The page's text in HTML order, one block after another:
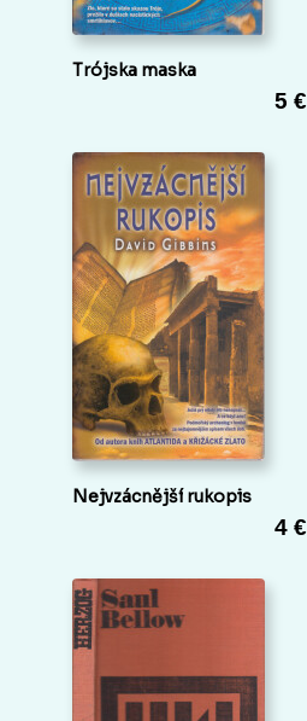
Trójska maska
5 €
Nejvzácnější rukopis
4 €